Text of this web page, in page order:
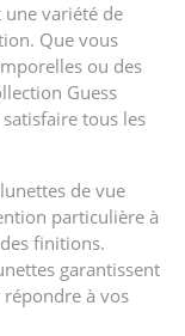
une variété de
Que vous
ou des
Guess
tous les
de vue
particulière à
finitions.
garantissent
à vos